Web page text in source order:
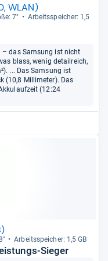
WLAN)
7"
Arbeitsspei­cher: 1,5
– das Samsung ist nicht
blass, wenig detailreich,
... Das Samsung ist
(10,8 Millimeter). Das
(12:24
Arbeitsspei­cher: 1,5 GB
Sieger